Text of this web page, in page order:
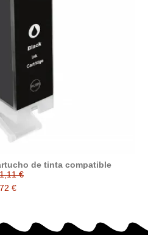
Canon PGI-570 XL Cartucho de tinta compatible
1,11 €
€